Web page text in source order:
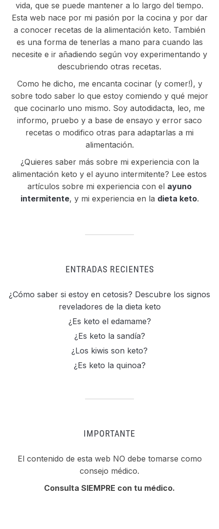
vida, que se puede mantener a lo largo del tiempo.
Esta web nace por mi pasión por la cocina y por dar
a conocer recetas de la alimentación keto. También
es una forma de tenerlas a mano para cuando las
necesite e ir añadiendo según voy experimentando y
descubriendo otras recetas.
Como he dicho, me encanta cocinar (y comer!), y
sobre todo saber lo que estoy comiendo y qué mejor
que cocinarlo uno mismo. Soy autodidacta, leo, me
informo, pruebo y a base de ensayo y error saco
recetas o modifico otras para adaptarlas a mi
alimentación.
¿Quieres saber más sobre mi experiencia con la
alimentación keto y el ayuno intermitente? Lee estos
artículos sobre mi experiencia con el ayuno
intermitente, y mi experiencia en la dieta keto.
ENTRADAS RECIENTES
¿Cómo saber si estoy en cetosis? Descubre los signos
reveladores de la dieta keto
¿Es keto el edamame?
¿Es keto la sandía?
¿Los kiwis son keto?
¿Es keto la quinoa?
IMPORTANTE
El contenido de esta web NO debe tomarse como
consejo médico.
Consulta SIEMPRE con tu médico.